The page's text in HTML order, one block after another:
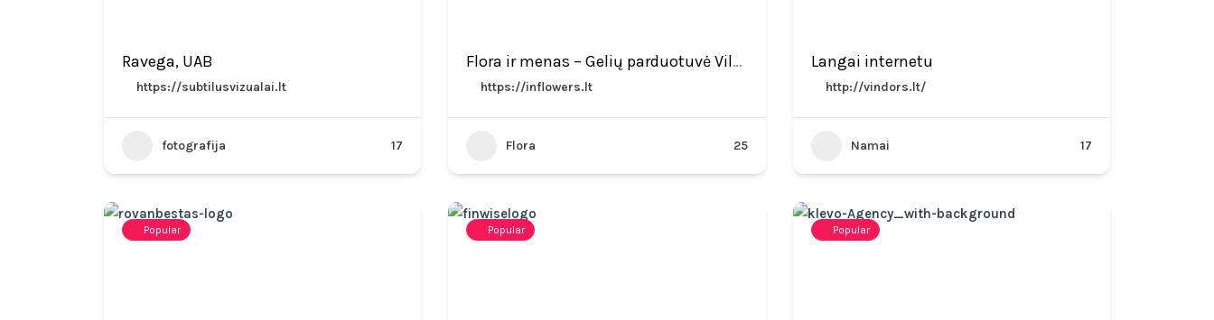
Ravega, UAB
https://subtilusvizualai.lt
fotografija 17
Flora ir menas – Gelių parduotuvė Vilniuje
https://inflowers.lt
Flora 25
Langai internetu
http://vindors.lt/
Namai 17
Popular Popular Popular